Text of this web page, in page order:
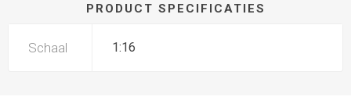
PRODUCT SPECIFICATIES
Schaal 1:16